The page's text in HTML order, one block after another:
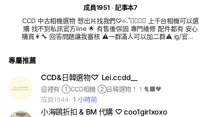
成員1951
記事本7
CCD 中古相機選物 想出片找我們♡̴⟡.˚🧚🏻‍♀️✨ 上千台相機可以選
購 找不到私訊官方line 🌟 有售後保固 專門維修 配件都有 安心
購買👩‍🔧 回答問題讓我審核 ⚠️一群滿人可以加二群⚠️ ig/官方LI
專屬推薦
CCD&日韓選物♡ ̆̈ Lei.ccdd__
這裡有 ①CCD相機 ②日韓選物！！🐈‍⬛🖤
成員1944
1 小時前
小海鷗折扣 & BM 代購 ♡ coo1girlxoxo